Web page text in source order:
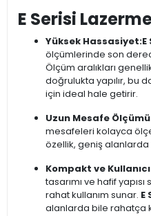
E Serisi
Yüksek Hassasiyet:
ölçümlerinde son
Ölçüm aralıkları
doğrulukta yapılır, bu
için ideal hale getirir.
Uzun Mesafe
mesafeleri kolayca
özellik, geniş alanlarda
Kompakt ve
tasarımı ve hafif
rahat kullanım sunar. E
alanlarda bile rahatça